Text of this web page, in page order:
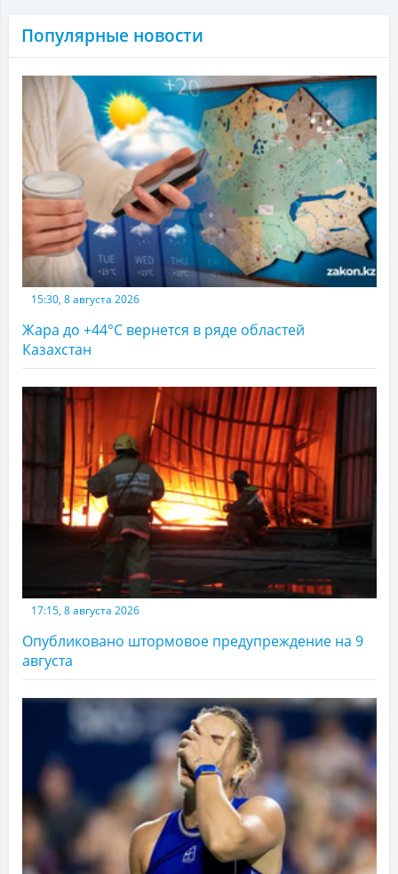
Популярные новости
15:30, 8 августа 2026
Жара до +44°С вернется в ряде областей
Казахстан
17:15, 8 августа 2026
Опубликовано штормовое предупреждение на 9
августа